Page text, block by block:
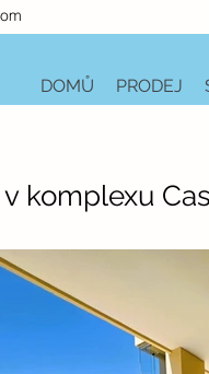
DOMŮ PRODEJ
komplexu